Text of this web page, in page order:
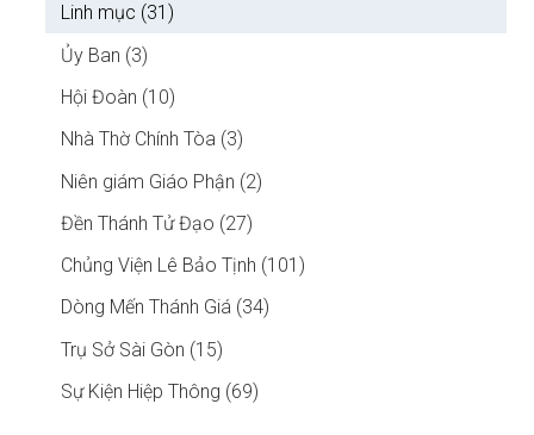
Linh mục (31)
Ủy Ban (3)
Hội Đoàn (10)
Nhà Thờ Chính Tòa (3)
Niên giám Giáo Phận (2)
Đền Thánh Tử Đạo (27)
Chủng Viện Lê Bảo Tịnh (101)
Dòng Mến Thánh Giá (34)
Trụ Sở Sài Gòn (15)
Sự Kiện Hiệp Thông (69)